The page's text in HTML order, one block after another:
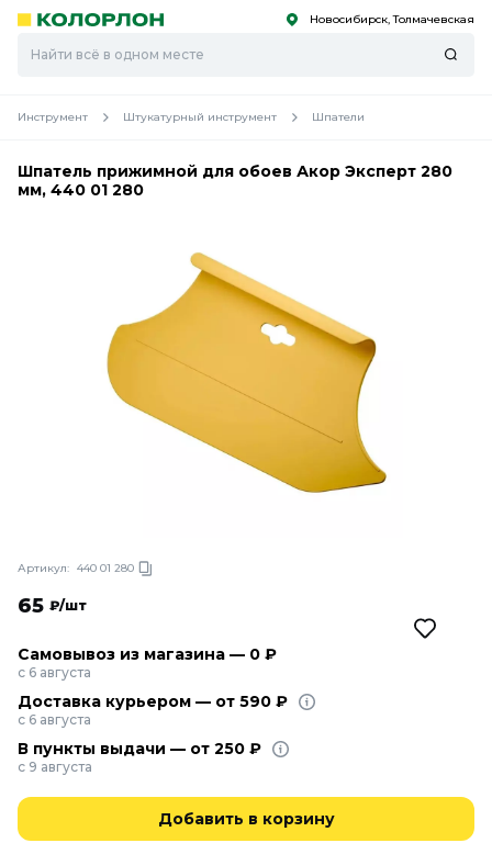
Скоро
Скоро Новосибирск, Толмачевская
Инструмент Штукатурный инструмент Шпатели
Шпатель прижимной для обоев Акор Эксперт 280
мм, 440 01 280
Артикул: 440 01 280
65 ₽/шт
Самовывоз из магазина — 0 ₽
с 6 августа
Доставка курьером — от 590 ₽
с 6 августа
В пункты выдачи — от 250 ₽
с 9 августа
Добавить в корзину